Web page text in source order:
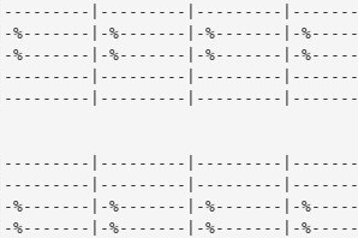
|---------|---------
|-%-------|-%-------|-
|-%-------|-%-------|-
|---------|---------
|---------|---------
|---------|---------
|---------|---------
|-%-------|-%-------|-
|-%-------|-%-------|-